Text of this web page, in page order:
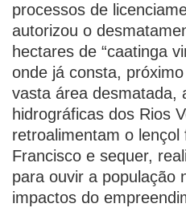
processos de
autorizou o
hectares de “caatinga
onde já consta,
vasta área desmatada,
hidrográficas dos Rios
retroalimentam o
Francisco e sequer,
para ouvir a população
impactos do